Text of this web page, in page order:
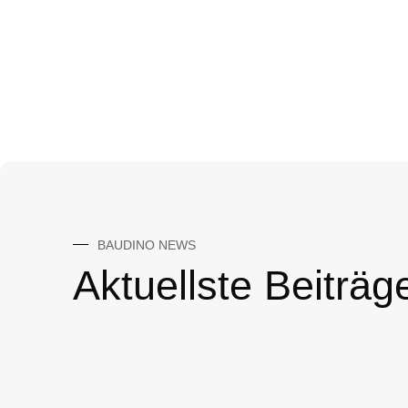
BAUDINO NEWS
Aktuellste